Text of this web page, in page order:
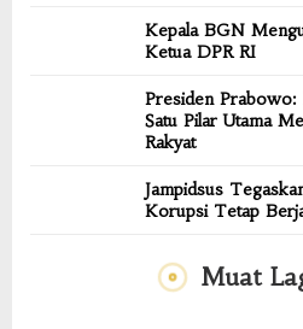
Kepala BGN
Ketua DPR RI
Presiden Prabowo:
Satu Pilar Utama
Rakyat
Jampidsus
Korupsi Tetap
Muat